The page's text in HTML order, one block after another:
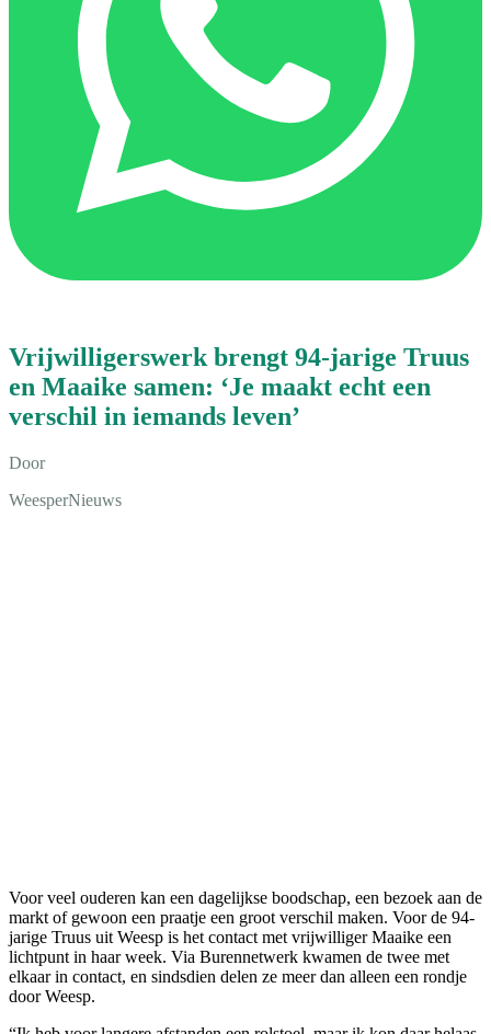
Vrijwilligerswerk brengt 94-jarige Truus
en Maaike samen: ‘Je maakt echt een
verschil in iemands leven’
Door
WeesperNieuws
Voor veel ouderen kan een dagelijkse boodschap, een bezoek aan de
markt of gewoon een praatje een groot verschil maken. Voor de 94-
jarige Truus uit Weesp is het contact met vrijwilliger Maaike een
lichtpunt in haar week. Via Burennetwerk kwamen de twee met
elkaar in contact, en sindsdien delen ze meer dan alleen een rondje
door Weesp.